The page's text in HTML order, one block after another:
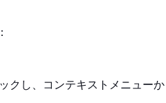
クし、コンテキストメニューか